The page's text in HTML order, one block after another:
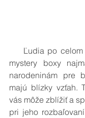
mystery boxy
narodeninám pre
majú blízky vzťah.
vás môže zblížiť a
pri jeho